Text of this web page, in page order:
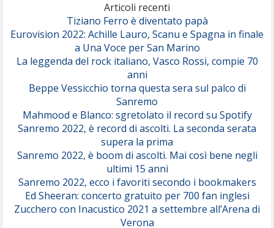
ModÃ
Duran Duran
Nothing But Thieves
Free To Love
(Duran Duran)
(Second Voice (The))
Drop Dead
(Muse)
Articoli recenti
Tiziano Ferro è diventato papà
Eurovision 2022: Achille Lauro, Scanu e Spagna in finale
a Una Voce per San Marino
La leggenda del rock italiano, Vasco Rossi, compie 70
anni
Beppe Vessicchio torna questa sera sul palco di
Sanremo
Mahmood e Blanco: sgretolato il record su Spotify
Sanremo 2022, è record di ascolti. La seconda serata
supera la prima
Sanremo 2022, è boom di ascolti. Mai così bene negli
ultimi 15 anni
Sanremo 2022, ecco i favoriti secondo i bookmakers
Ed Sheeran: concerto gratuito per 700 fan inglesi
Zucchero con Inacustico 2021 a settembre all’Arena di
Verona